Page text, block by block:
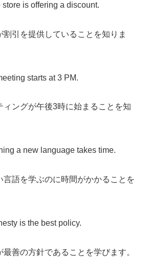
is offering a discount.
引を提供していることを知りま
starts at 3 PM.
ィングが午後3時に始まることを知
a new language takes time.
言語を学ぶのに時間がかかることを
is the best policy.
善の方針であることを学びます。